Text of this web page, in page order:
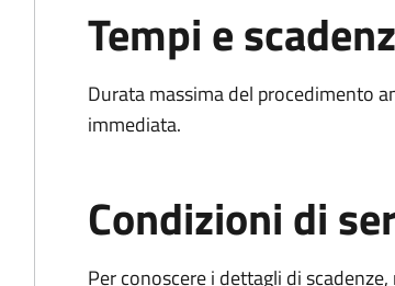
Tempi e
Durata massima del procedimento
immediata.
Condizioni di
Per conoscere i dettagli di